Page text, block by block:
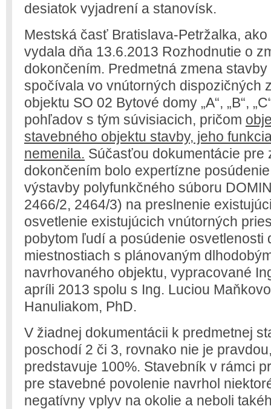
desiatok vyjadrení a stanovísk.
Mestská časť Bratislava-Petržalka,
vydala dňa 13.6.2013 Rozhodnutie o
dokončením. Predmetná zmena
spočívala vo vnútorných dispozičných
objektu SO 02 Bytové domy „A“, „B“,
pohľadov s tým súvisiacich, pričom
stavebného objektu stavby, jeho
nemenila. Súčasťou dokumentácie pre
dokončením bolo expertízne
výstavby polyfunkčného súboru
2466/2, 2464/3) na preslnenie
osvetlenie existujúcich vnútorných
pobytom ľudí a posúdenie osvetlenosti
miestnostiach s plánovaným
navrhovaného objektu, vypracované
apríli 2013 spolu s Ing. Luciou
Hanuliakom, PhD.
V žiadnej dokumentácii k predmetnej
poschodí 2 či 3, rovnako nie je
predstavuje 100%. Stavebník v rámci
pre stavebné povolenie navrhol
negatívny vplyv na okolie a neboli